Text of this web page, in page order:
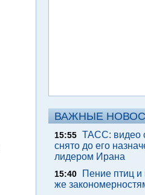
ВАЖНЫЕ
15:55 ТАСС: видео
снято до его
лидером Ирана
15:40
Пение птиц и
же